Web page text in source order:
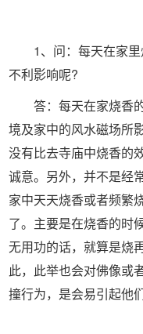
1、问：每天在家里
不利影响呢?
答：每天在家烧香的
境及家中的风水磁场所
没有比去寺庙中烧香的
诚意。另外，并不是经
家中天天烧香或者频繁
了。主要是在烧香的时
无用功的话，就算是烧
此，此举也会对佛像或
撞行为，是会易引起他